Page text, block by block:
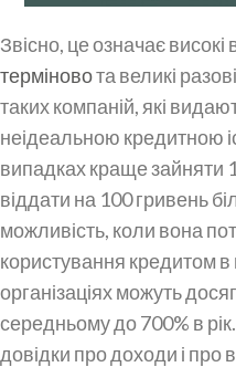
Звісно, це означає високі
терміновота великі
таких компаній, які
неідеальною кредитною
випадках краще зайняти
віддати на 100 гривень
можливість, коли вона
користування кредитом
організаціях можуть
середньому до 700% в
довідки про доходи і